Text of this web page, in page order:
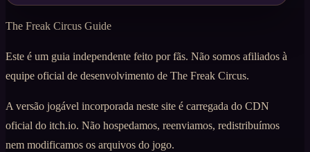
The Freak Circus Guide
Este é um guia independente feito por fãs. Não somos afiliados à
equipe oficial de desenvolvimento de The Freak Circus.
A versão jogável incorporada neste site é carregada do CDN
oficial do itch.io. Não hospedamos, reenviamos, redistribuímos
nem modificamos os arquivos do jogo.